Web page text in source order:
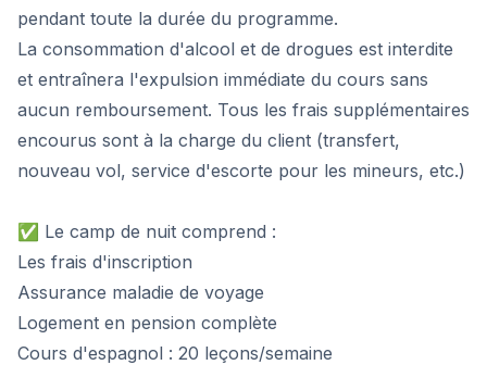
pendant toute la durée du programme.
La consommation d'alcool et de drogues est interdite
et entraînera l'expulsion immédiate du cours sans
aucun remboursement. Tous les frais supplémentaires
encourus sont à la charge du client (transfert,
nouveau vol, service d'escorte pour les mineurs, etc.)
✅ Le camp de nuit comprend :
Les frais d'inscription
Assurance maladie de voyage
Logement en pension complète
Cours d'espagnol : 20 leçons/semaine